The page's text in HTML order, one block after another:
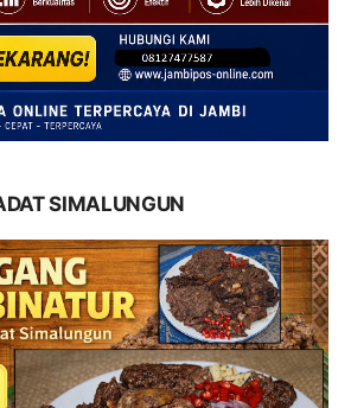
SIMALUNGUN